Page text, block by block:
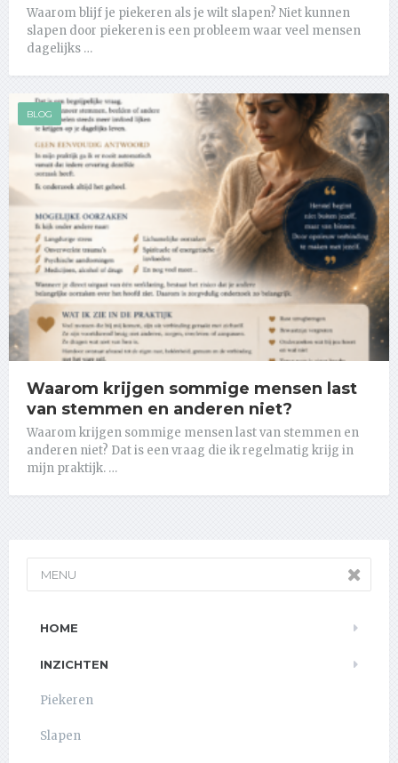
Waarom blijf je piekeren als je wilt slapen? Niet kunnen
slapen door piekeren is een probleem waar veel mensen
dagelijks …
BLOG
Waarom krijgen sommige mensen last
van stemmen en anderen niet?
Waarom krijgen sommige mensen last van stemmen en
anderen niet? Dat is een vraag die ik regelmatig krijg in
mijn praktijk. …
MENU
HOME
INZICHTEN
Piekeren
Slapen